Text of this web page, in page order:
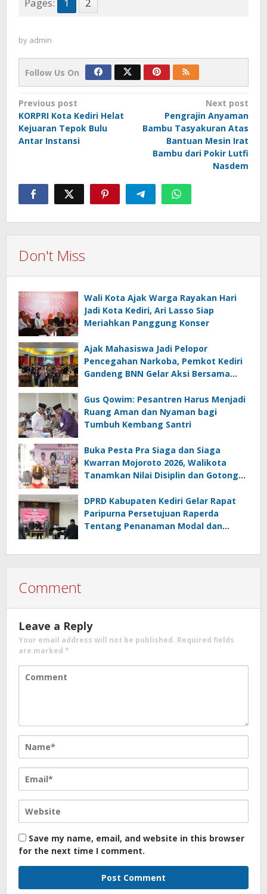
by admin
Follow Us On
Post
navigation
Previous post
KORPRI Kota Kediri Helat
Kejuaran Tepok Bulu
Antar Instansi
Next post
Pengrajin Anyaman
Bambu Tasyakuran Atas
Bantuan Mesin Irat
Bambu dari Pokir Lutfi
Nasdem
Don't Miss
Wali Kota Ajak Warga Rayakan Hari
Jadi Kota Kediri, Ari Lasso Siap
Meriahkan Panggung Konser
Ajak Mahasiswa Jadi Pelopor
Pencegahan Narkoba, Pemkot Kediri
Gandeng BNN Gelar Aksi Bersama
Gus Qowim: Pesantren Harus Menjadi
Ruang Aman dan Nyaman bagi
Tumbuh Kembang Santri
Buka Pesta Pra Siaga dan Siaga
Kwarran Mojoroto 2026, Walikota
Tanamkan Nilai Disiplin dan Gotong
DPRD Kabupaten Kediri Gelar Rapat
Paripurna Persetujuan Raperda
Tentang Penanaman Modal dan
Comment
Leave a Reply
Your email address will not be published. Required fields
are marked *
Save my name, email, and website in this browser
for the next time I comment.